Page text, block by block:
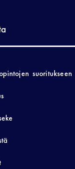
suoritukseen